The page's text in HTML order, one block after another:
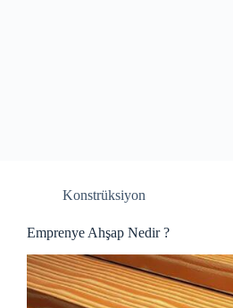
Konstrüksiyon
Emprenye Ahşap Nedir ?